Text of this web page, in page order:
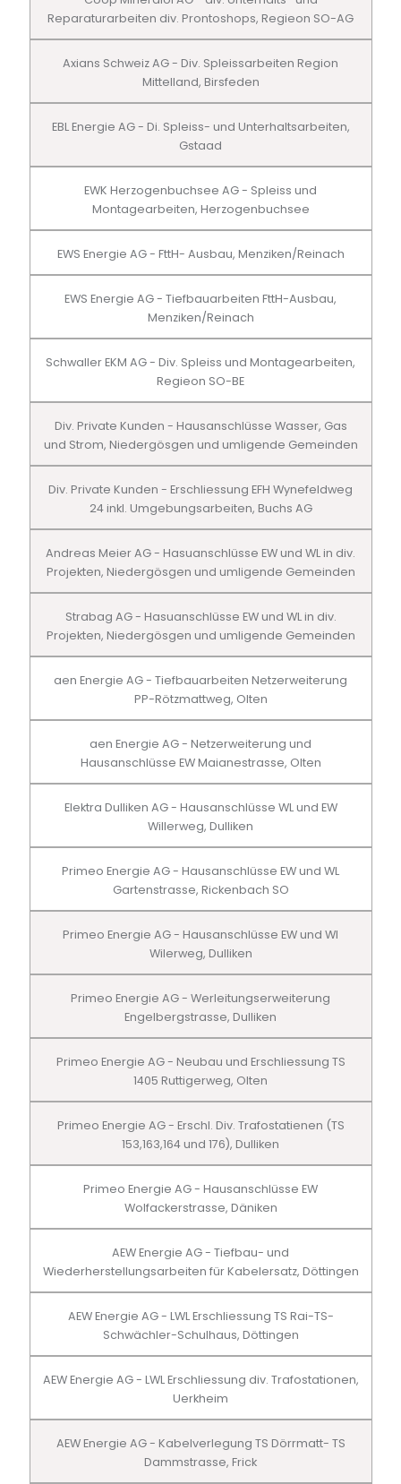
Reparaturarbeiten div. Prontoshops, Regieon SO-AG
Axians Schweiz AG - Div. Spleissarbeiten Region
Mittelland, Birsfeden
EBL Energie AG - Di. Spleiss- und Unterhaltsarbeiten,
Gstaad
EWK Herzogenbuchsee AG - Spleiss und
Montagearbeiten, Herzogenbuchsee
EWS Energie AG - FttH- Ausbau, Menziken/Reinach
EWS Energie AG - Tiefbauarbeiten FttH-Ausbau,
Menziken/Reinach
Schwaller EKM AG - Div. Spleiss und Montagearbeiten,
Regieon SO-BE
Div. Private Kunden - Hausanschlüsse Wasser, Gas
und Strom, Niedergösgen und umligende Gemeinden
Div. Private Kunden - Erschliessung EFH Wynefeldweg
24 inkl. Umgebungsarbeiten, Buchs AG
Andreas Meier AG - Hasuanschlüsse EW und WL in div.
Projekten, Niedergösgen und umligende Gemeinden
Strabag AG - Hasuanschlüsse EW und WL in div.
Projekten, Niedergösgen und umligende Gemeinden
aen Energie AG - Tiefbauarbeiten Netzerweiterung
PP-Rötzmattweg, Olten
aen Energie AG - Netzerweiterung und
Hausanschlüsse EW Maianestrasse, Olten
Elektra Dulliken AG - Hausanschlüsse WL und EW
Willerweg, Dulliken
Primeo Energie AG - Hausanschlüsse EW und WL
Gartenstrasse, Rickenbach SO
Primeo Energie AG - Hausanschlüsse EW und Wl
Wilerweg, Dulliken
Primeo Energie AG - Werleitungserweiterung
Engelbergstrasse, Dulliken
Primeo Energie AG - Neubau und Erschliessung TS
1405 Ruttigerweg, Olten
Primeo Energie AG - Erschl. Div. Trafostatienen (TS
153,163,164 und 176), Dulliken
Primeo Energie AG - Hausanschlüsse EW
Wolfackerstrasse, Däniken
AEW Energie AG - Tiefbau- und
Wiederherstellungsarbeiten für Kabelersatz, Döttingen
AEW Energie AG - LWL Erschliessung TS Rai-TS-
Schwächler-Schulhaus, Döttingen
AEW Energie AG - LWL Erschliessung div. Trafostationen,
Uerkheim
AEW Energie AG - Kabelverlegung TS Dörrmatt- TS
Dammstrasse, Frick